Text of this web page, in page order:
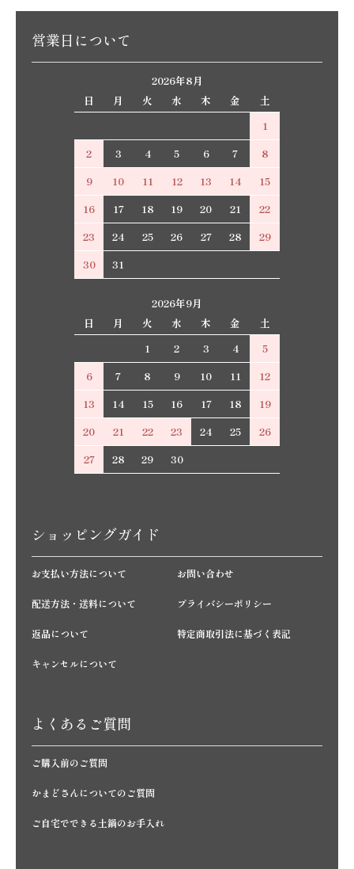
営業日について
2026年8月
日
月 火 水 木 金
土
1
2
3 4 5 6 7
8
9
10 11 12 13 14
15
16
17 18 19 20 21
22
23
24 25 26 27 28
29
30
31
2026年9月
日
月 火 水 木 金
土
1
2 3 4
5
6
7 8 9 10 11
12
13
14 15 16 17 18
19
20
21 22 23 24 25
26
27
28 29 30
ショッピングガイド
お支払い方法について
配送方法・送料について
返品について
キャンセルについて
お問い合わせ
プライバシーポリシー
特定商取引法に基づく表記
よくあるご質問
ご購入前のご質問
かまどさんについてのご質問
ご自宅でできる土鍋のお手入れ